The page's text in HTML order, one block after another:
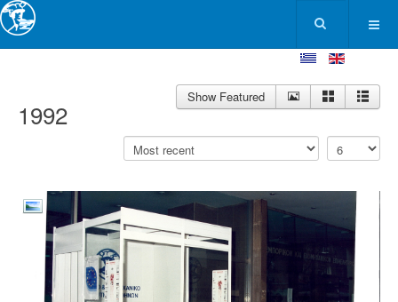
1992
Show Featured